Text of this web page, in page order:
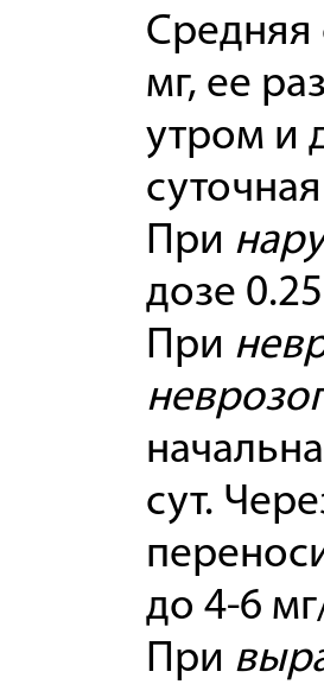
Средняя
мг, ее
утром и
При
дозе
При
сут.
до 4-6
При